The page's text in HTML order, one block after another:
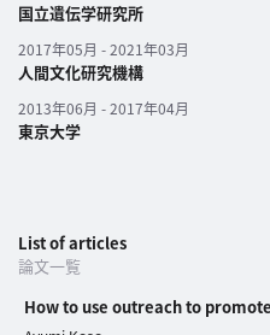
講
義
開
一
国立遺伝学研究所
2017年05月 - 2021年03月
人間文化研究機構
2013年06月 - 2017年04月
東京大学
List of articles
論文一覧
How to use outreach to